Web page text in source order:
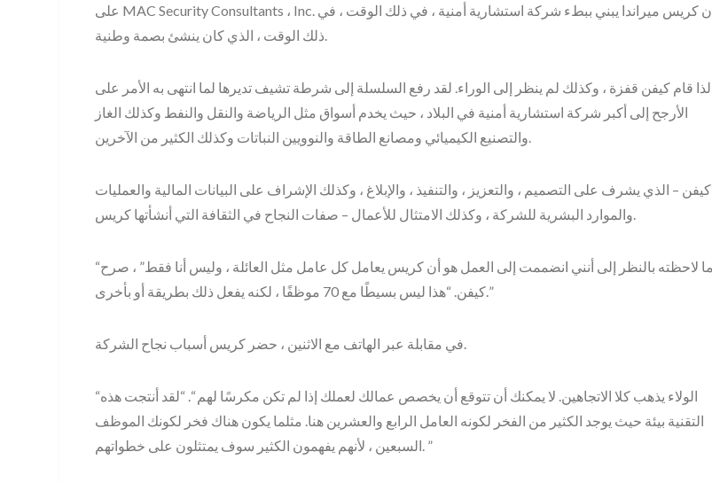
على MAC Security Consultants ، Inc. كان كريس ميراندا يبني ببطء شركة استشارية أمنية ، في ذلك الوقت ، في
ذلك الوقت ، الذي كان ينشئ بصمة وطنية.
لذا قام كيفن قفزة ، وكذلك لم ينظر إلى الوراء. لقد رفع السلسلة إلى شرطة تشيف تديرها لما انتهى به الأمر على
الأرجح إلى أكبر شركة استشارية أمنية في البلاد ، حيث يخدم أسواق مثل الرياضة والنقل والنفط وكذلك الغاز
والتصنيع الكيميائي ومصانع الطاقة والنوويين النباتات وكذلك الكثير من الآخرين.
كيفن – الذي يشرف على التصميم ، والتعزيز ، والتنفيذ ، والإبلاغ ، وكذلك الإشراف على البيانات المالية والعمليات
والموارد البشرية للشركة ، وكذلك الامتثال للأعمال – صفات النجاح في الثقافة التي أنشأتها كريس.
“ما لاحظته بالنظر إلى أنني انضممت إلى العمل هو أن كريس يعامل كل عامل مثل العائلة ، وليس أنا فقط” ، صرح
كيفن. “هذا ليس بسيطًا مع 70 موظفًا ، لكنه يفعل ذلك بطريقة أو بأخرى.”
في مقابلة عبر الهاتف مع الاثنين ، حضر كريس أسباب نجاح الشركة.
“الولاء يذهب كلا الاتجاهين. لا يمكنك أن تتوقع أن يخصص عمالك لعملك إذا لم تكن مكرسًا لهم “. “لقد أنتجت هذه
التقنية بيئة حيث يوجد الكثير من الفخر لكونه العامل الرابع والعشرين هنا. مثلما يكون هناك فخر لكونك الموظف
السبعين ، لأنهم يفهمون الكثير سوف يمتثلون على خطواتهم. ”